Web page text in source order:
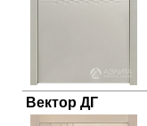
Вектор ДГ